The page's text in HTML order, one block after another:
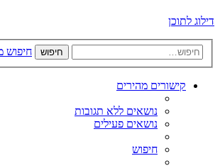
דילוג לתוכן
חיפוש חיפוש
קישורים מהירים
נושאים ללא תגובות
נושאים פעילים
חיפוש